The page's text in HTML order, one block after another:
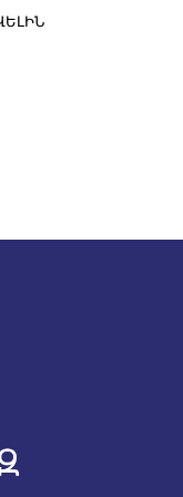
սկաուտության 16